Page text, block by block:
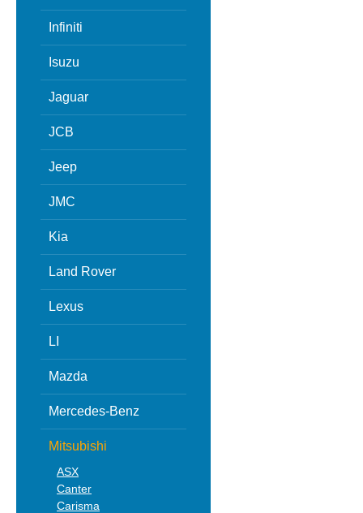
Infiniti
Isuzu
Jaguar
JCB
Jeep
JMC
Kia
Land Rover
Lexus
LI
Mazda
Mercedes-Benz
Mitsubishi
ASX
Canter
Carisma